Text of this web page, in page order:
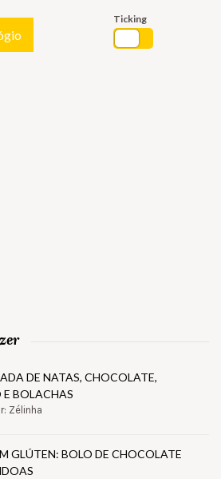
Ticking
DE NATAS, CHOCOLATE,
E BOLACHAS
Zélinha
GLÚTEN: BOLO DE CHOCOLATE